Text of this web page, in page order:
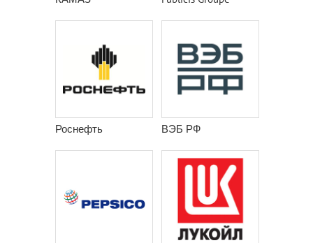
Роснефть ВЭБ РФ